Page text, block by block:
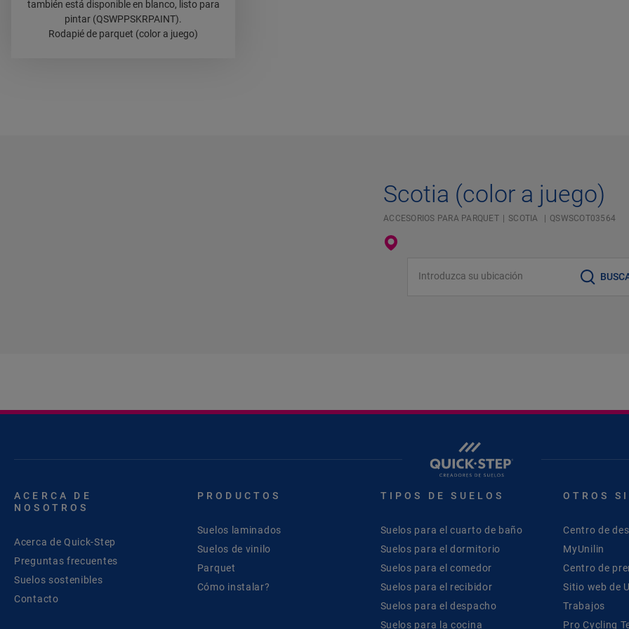
también está disponible en blanco, listo para
pintar (QSWPPSKRPAINT).
Rodapié de parquet (color a juego)
Scotia (color a juego)
ACCESORIOS PARA PARQUET SCOTIA QSWSCOT03564
ACERCA DE
NOSOTROS
Acerca de Quick-Step
Preguntas frecuentes
Suelos sostenibles
Contacto
PRODUCTOS
Suelos laminados
Suelos de vinilo
Parquet
Cómo instalar?
TIPOS DE SUELOS
Suelos para el cuarto de baño
Suelos para el dormitorio
Suelos para el comedor
Suelos para el recibidor
Suelos para el despacho
Suelos para la cocina
OTROS
Centro de
MyUnilin
Centro de
Sitio web de
Trabajos
Pro Cycling